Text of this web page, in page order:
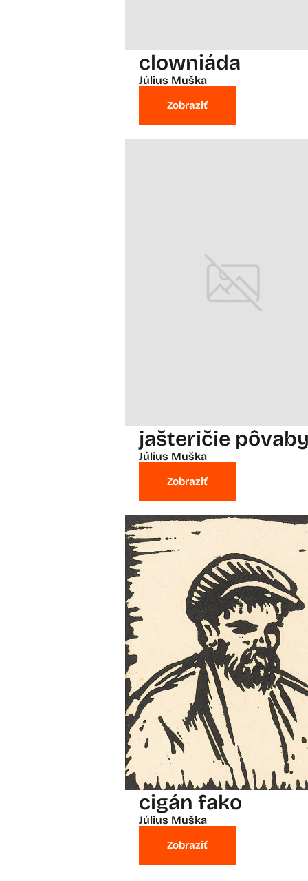
clowniáda
Július Muška
Zobraziť
jašteričie pôvaby
Július Muška
Zobraziť
cigán fako
Július Muška
Zobraziť